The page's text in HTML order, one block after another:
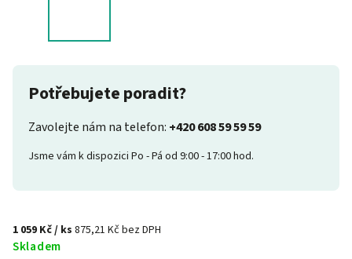
Potřebujete poradit?
Zavolejte nám na telefon: +420 608 59 59 59
Jsme vám k dispozici Po - Pá od 9:00 - 17:00 hod.
1 059 Kč/ ks 875,21 Kč bez DPH
Skladem